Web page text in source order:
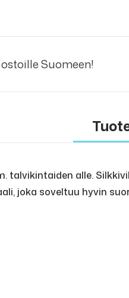
Suomeen!
talvikintaiden alle.
joka soveltuu hyvin